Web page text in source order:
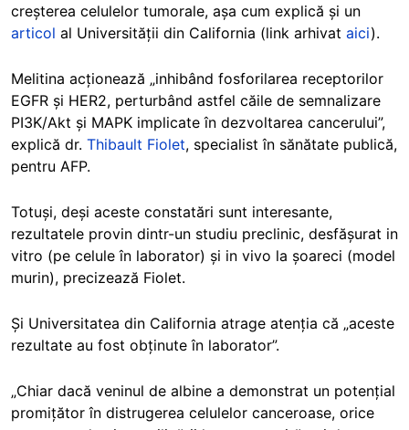
creșterea celulelor tumorale, așa cum explică și un
articol al Universității din California (link arhivat aici).
Melitina acționează „inhibând fosforilarea receptorilor
EGFR și HER2, perturbând astfel căile de semnalizare
PI3K/Akt și MAPK implicate în dezvoltarea cancerului”,
explică dr. Thibault Fiolet, specialist în sănătate publică,
pentru AFP.
Totuși, deși aceste constatări sunt interesante,
rezultatele provin dintr-un studiu preclinic, desfășurat in
vitro (pe celule în laborator) și in vivo la șoareci (model
murin), precizează Fiolet.
Și Universitatea din California atrage atenția că „aceste
rezultate au fost obținute în laborator”.
„Chiar dacă veninul de albine a demonstrat un potențial
promițător în distrugerea celulelor canceroase, orice